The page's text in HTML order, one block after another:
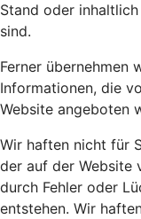
Stand oder
sind.
Ferner übernehmen
Informationen, die
Website angeboten
Wir haften nicht für
der auf der Website
durch Fehler oder
entstehen. Wir